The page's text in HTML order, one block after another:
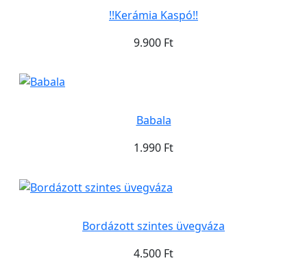
!!Kerámia Kaspó!!
9.900 Ft
Babala
1.990 Ft
Bordázott szintes üvegváza
4.500 Ft